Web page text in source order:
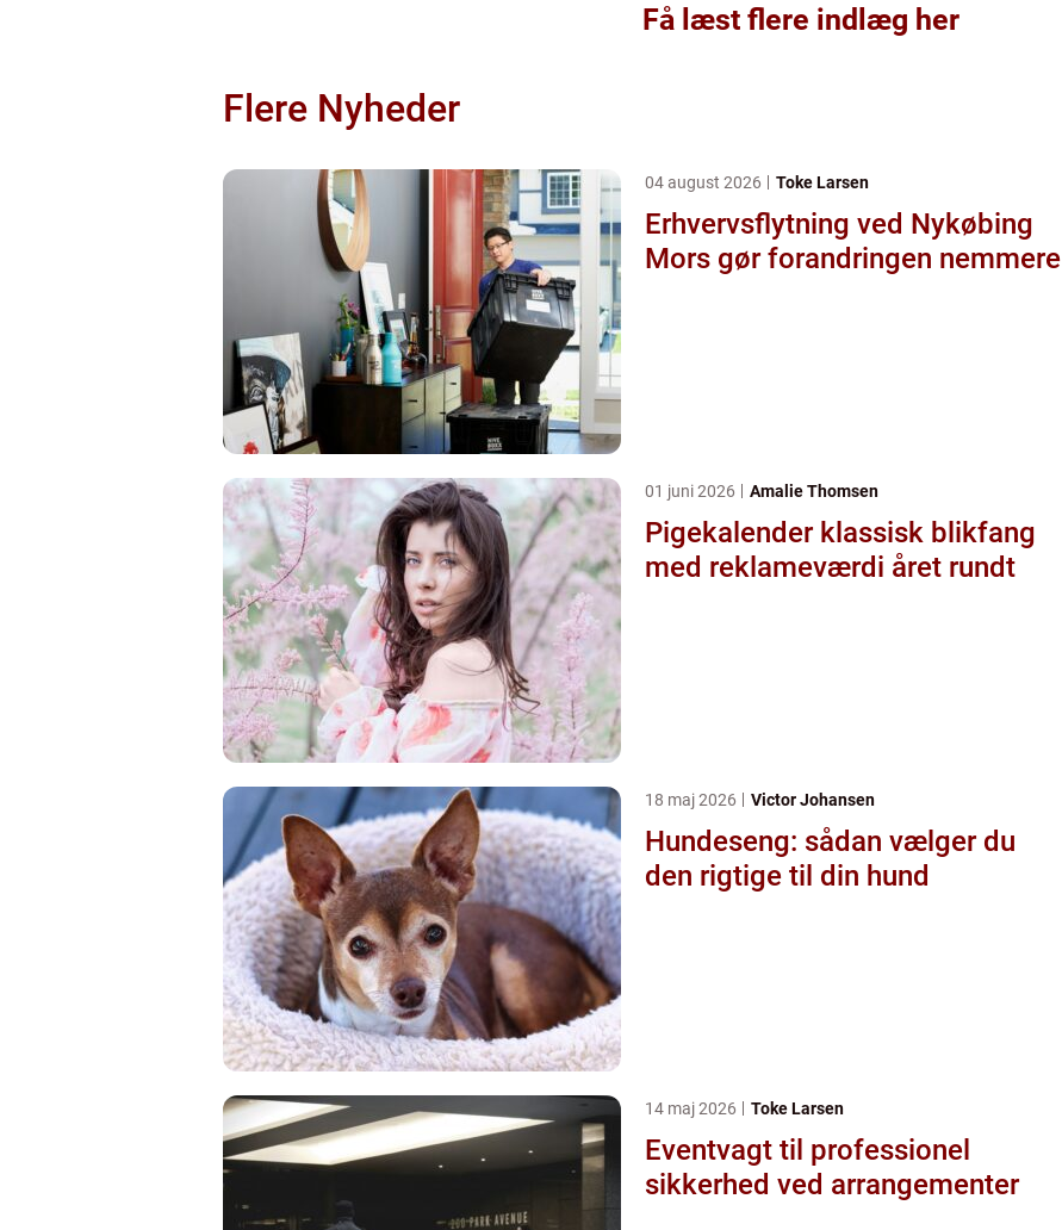
Få læst flere indlæg her
Flere Nyheder
04 august 2026 Toke Larsen
Erhvervsflytning ved Nykøbing
Mors gør forandringen nemmere
01 juni 2026 Amalie Thomsen
Pigekalender klassisk blikfang
med reklameværdi året rundt
18 maj 2026 Victor Johansen
Hundeseng: sådan vælger du
den rigtige til din hund
14 maj 2026 Toke Larsen
Eventvagt til professionel
sikkerhed ved arrangementer